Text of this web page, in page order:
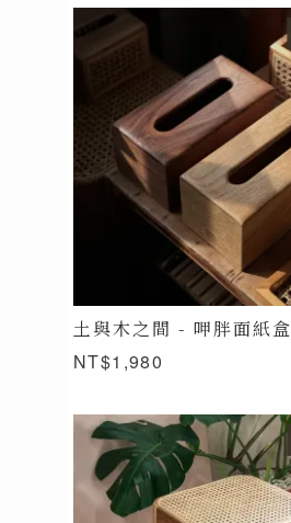
土與木之間 - 呷胖面紙盒
NT$1,980